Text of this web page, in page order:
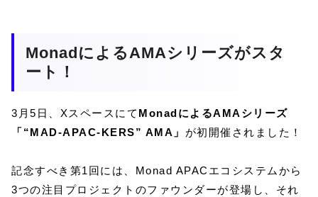
MonadによるAMAシリーズがスタ
ート！
3月5日、Xスペースにて MonadによるAMAシリーズ
「“MAD-APAC-KERS” AMA」 が初開催されました！
記念すべき第1回には、Monad APACエコシステムから
3つの注目プロジェクトのファウンダーが登場し、それ